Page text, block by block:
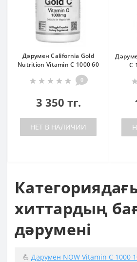
Дәрумен California Gold
Nutrition Vitamin C 1000 60
0
3 350 тг.
НЕТ В НАЛИЧИИ
C
хиттардың
дәрумені
💪 Дәрумен NOW Vitamin C 1000